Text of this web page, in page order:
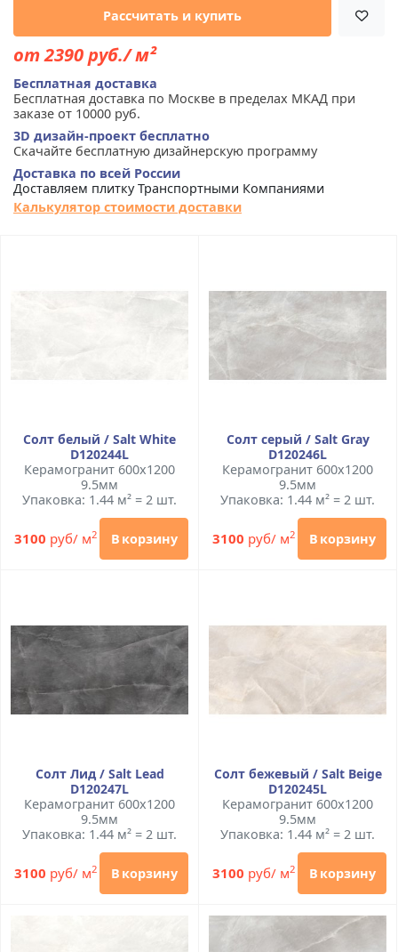
Рассчитать и купить
от 2390 руб./ м²
Бесплатная доставка
Бесплатная доставка по Москве в пределах МКАД при
заказе от 10000 руб.
3D дизайн-проект бесплатно
Скачайте бесплатную дизайнерскую программу
Доставка по всей России
Доставляем плитку Транспортными Компаниями
Калькулятор стоимости доставки
Солт белый / Salt White
D120244L
Керамогранит 600x1200
9.5мм
Упаковка: 1.44 м² = 2 шт.
3100 руб/ м2 В корзину
Солт серый / Salt Gray
D120246L
Керамогранит 600x1200
9.5мм
Упаковка: 1.44 м² = 2 шт.
3100 руб/ м2 В корзину
Солт Лид / Salt Lead
D120247L
Керамогранит 600x1200
9.5мм
Упаковка: 1.44 м² = 2 шт.
3100 руб/ м2 В корзину
Солт бежевый / Salt Beige
D120245L
Керамогранит 600x1200
9.5мм
Упаковка: 1.44 м² = 2 шт.
3100 руб/ м2 В корзину